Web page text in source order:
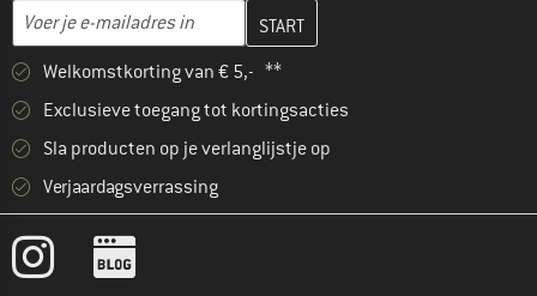
E-mailadres
Vul je e-mailadres hier in en maak in de volgende stap je
Welkomstkorting van € 5,- **
Exclusieve toegang tot kortingsacties
Sla producten op je verlanglijstje op
Verjaardagsverrassing